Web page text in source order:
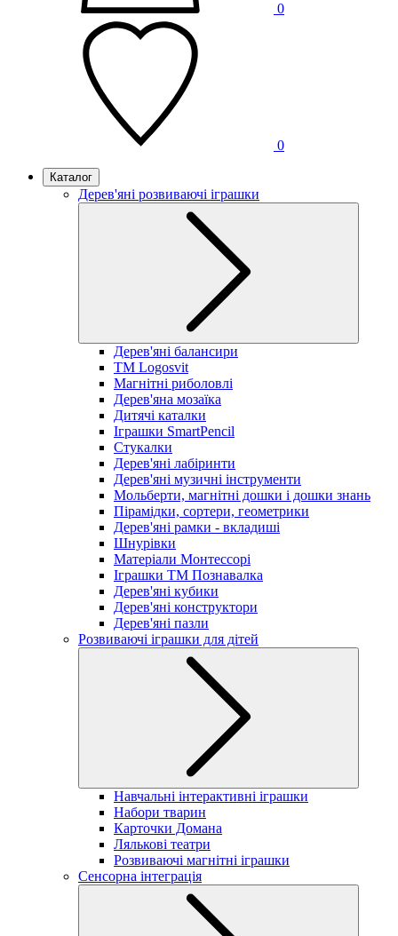
0
0
Каталог
Дерев'яні розвиваючі іграшки
Дерев'яні балансири
TM Logosvit
Магнітні риболовлі
Дерев'яна мозаїка
Дитячі каталки
Іграшки SmartPencil
Стукалки
Дерев'яні лабіринти
Дерев'яні музичні інструменти
Мольберти, магнітні дошки і дошки знань
Пірамідки, сортери, геометрики
Дерев'яні рамки - вкладиші
Шнурівки
Матеріали Монтессорі
Іграшки ТМ Познавалка
Дерев'яні кубики
Дерев'яні конструктори
Дерев'яні пазли
Розвиваючі іграшки для дітей
Навчальні інтерактивні іграшки
Набори тварин
Карточки Домана
Лялькові театри
Розвиваючі магнітні іграшки
Сенсорна інтеграція